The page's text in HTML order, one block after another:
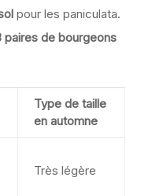
pour les paniculata.
paires de bourgeons
Type de taille
en automne
Très légère